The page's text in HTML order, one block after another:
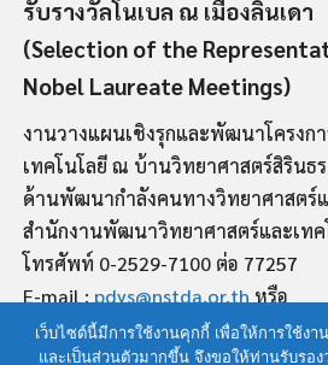
รับรางวัลโนเบล ณ เมืองลินเดา
(Selection of the
Nobel Laureate Meetings)
งานวางแผนเชิงรุกและพัฒนาโครงก
เทคโนโลยี ณ บ้านวิทยาศาสตร์สิรินธร
ด้านพัฒนากำลังคนทางวิทยาศาสตร์แ
สำนักงานพัฒนาวิทยาศาสตร์และเท
โทรศัพท์ 0-2529-7100 ต่อ 77257
E-mail : pdys@nstda.or.th หรือ
siroj.srisarakorn@nstda.or.th
เว็บไซต์นี้มีการใช้งานคุกกี้ เพื่อให้การใช้งา
และเป็นส่วนตัวมากขึ้น จึงขอให้ท่านรับรอ